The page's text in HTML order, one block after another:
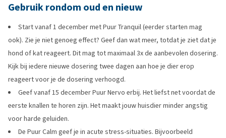
Gebruik rondom oud en nieuw
Start vanaf 1 december met Puur Tranquil (eerder starten mag
ook). Zie je niet genoeg effect? Geef dan wat meer, totdat je ziet dat je
hond of kat reageert. Dit mag tot maximaal 3x de aanbevolen dosering.
Kijk bij iedere nieuwe dosering twee dagen aan hoe je dier erop
reageert voor je de dosering verhoogd.
Geef vanaf 15 december Puur Nervo erbij. Het liefst net voordat de
eerste knallen te horen zijn. Het maakt jouw huisdier minder angstig
voor harde geluiden.
De Puur Calm geef je in acute stress-situaties. Bijvoorbeeld